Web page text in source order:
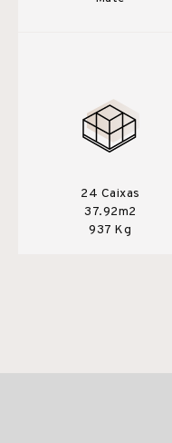
24 Caixas
37.92m2
937 Kg